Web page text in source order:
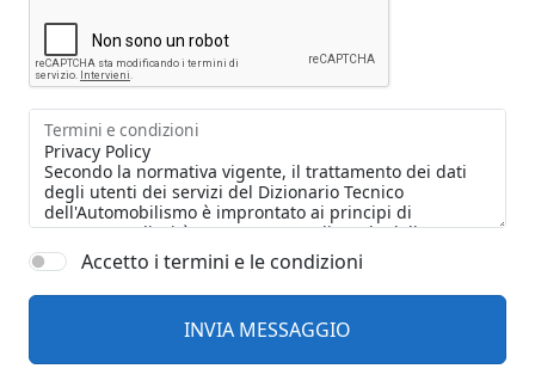
Termini e condizioni
Accetto i termini e le condizioni